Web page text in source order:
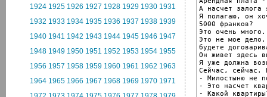
1924 1925 1926 1927 1928 1929 1930 1931
1932 1933 1934 1935 1936 1937 1938 1939
1940 1941 1942 1943 1944 1945 1946 1947
1948 1949 1950 1951 1952 1953 1954 1955
1956 1957 1958 1959 1960 1961 1962 1963
1964 1965 1966 1967 1968 1969 1970 1971
А насчет залога
Я полагаю, он
5000 франков?
Это очень много.
Это не мое
будете
Он живет здесь
Я уже должна
Сейчас, сейчас.
- Милостыню не
- Это насчет
- Какой